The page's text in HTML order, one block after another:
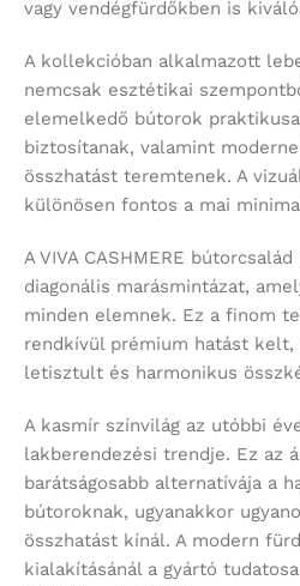
vagy vendégfürdőkben is
A kollekcióban alkalmazott
nemcsak esztétikai
elemelkedő bútorok
biztosítanak, valamint
összhatást teremtenek. A
különösen fontos a mai
A VIVA CASHMERE
diagonális marásmintázat,
minden elemnek. Ez a finom
rendkívül prémium hatást
letisztult és harmonikus
A kasmír színvilág az utóbbi
lakberendezési trendje. Ez az
barátságosabb alternatívája a
bútoroknak, ugyanakkor
összhatást kínál. A modern
kialakításánál a gyártó